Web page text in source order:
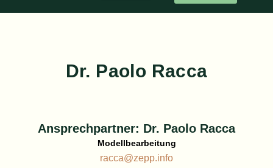
Dr. Paolo Racca
Ansprechpartner: Dr. Paolo Racca
Modellbearbeitung
racca@zepp.info